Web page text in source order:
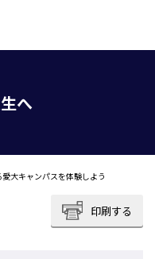
へ
大キャンパスを体験しよう
印刷する